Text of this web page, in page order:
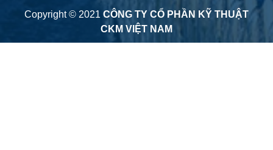
Copyright © 2021 CÔNG TY CỔ PHẦN KỸ THUẬT
CKM VIỆT NAM